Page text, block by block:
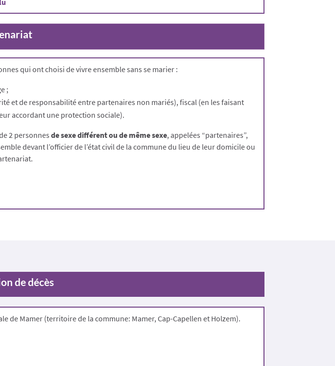
qui ont choisi de vivre ensemble sans se marier :
;
et de responsabilité entre partenaires non mariés), fiscal (en les faisant
accordant une protection sociale).
2 personnesde sexe différent ou de même sexe, appelées “partenaires”,
devant l’officier de l’état civil de la commune du lieu de leur domicile ou
de décès
de Mamer (territoire de la commune: Mamer, Cap-Capellen et Holzem).